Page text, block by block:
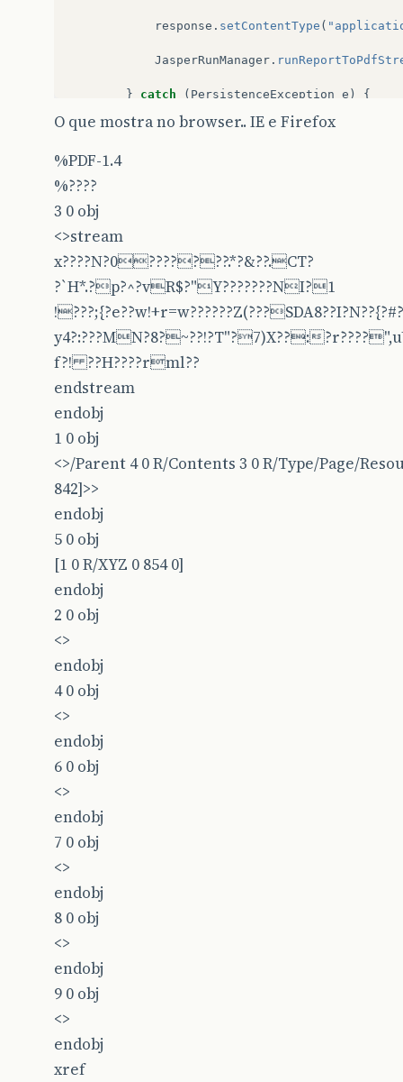
response . setContentType (
JasperRunManager .
} catch ( PersistenceException e )
{
printStackTrace
}
}
O que mostra no browser.. IE e Firefox
%PDF-1.4
%????
3 0 obj
<>stream
x????N?0???????.*?&??.CT?
?`H*.?p?^?vR$?"Y???????NI?1
y4?:???MN?8?~??!?T"?7)X??:
f?! ??H????rml??
endstream
endobj
1 0 obj
<>/Parent 4 0 R/Contents 3 0 R/Type/Page/
842]>>
endobj
5 0 obj
[1 0 R/XYZ 0 854 0]
endobj
2 0 obj
<>
endobj
4 0 obj
<>
endobj
6 0 obj
<>
endobj
7 0 obj
<>
endobj
8 0 obj
<>
endobj
9 0 obj
<>
endobj
xref